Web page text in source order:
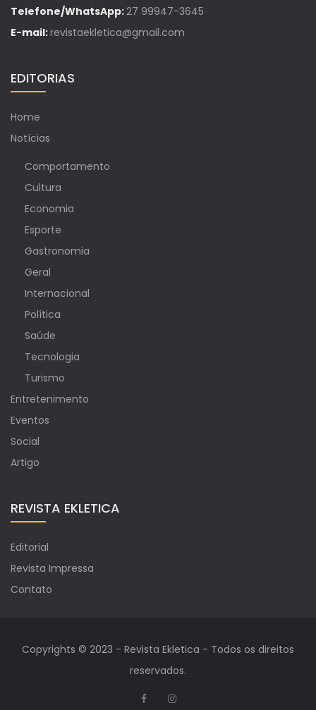
Telefone/WhatsApp:27 99947-3645
E-mail:revistaekletica@gmail.com
EDITORIAS
Home
Notícias
Comportamento
Cultura
Economia
Esporte
Gastronomia
Geral
Internacional
Política
Saúde
Tecnologia
Turismo
Entretenimento
Eventos
Social
Artigo
REVISTA EKLETICA
Editorial
Revista Impressa
Contato
Copyrights © 2023 - Revista Ekletica - Todos os direitos
reservados.